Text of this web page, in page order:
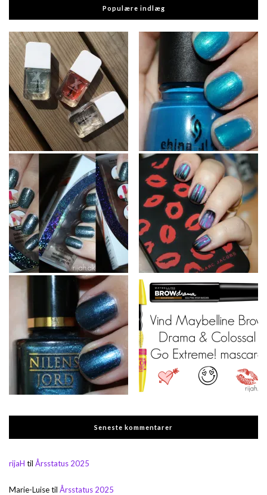
Populære indlæg
Seneste kommentarer
rijaH til Årsstatus 2025
Marie-Luisetil Årsstatus 2025